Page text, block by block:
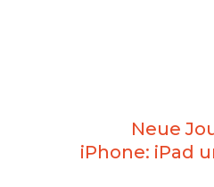
Neue
iPhone: iPad